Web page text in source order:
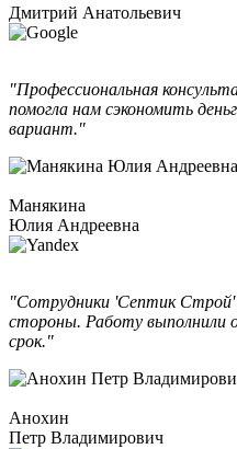
Дмитрий Анатольевич
"Профессиональная
помогла нам сэкономить
вариант."
Манякина
Юлия Андреевна
"Сотрудники 'Септик Строй'
стороны. Работу выполнили
срок."
Анохин
Петр Владимирович